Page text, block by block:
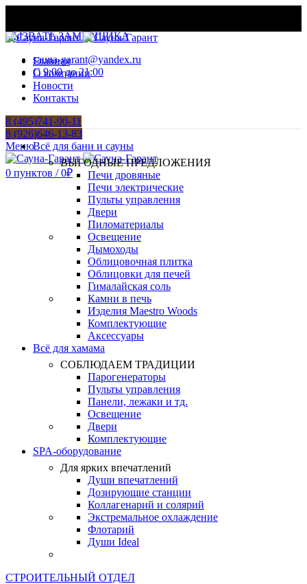
ВЫЗВАТЬ ЗАМЕРЩИКА
sauna-garant@yandex.ru
C 9:00 до 21:00
Главная
О компании
Новости
Контакты
8 (495)741-90-11
8 (926)646-13-83
Меню
0 пунктов / 0₽
Всё для бани и сауны
ВЫГОДНЫЕ ПРЕДЛОЖЕНИЯ
Печи дровяные
Печи электрические
Пульты управления
Двери
Пиломатериалы
Освещение
Дымоходы
Облицовочная плитка
Облицовки для печей
Гималайская соль
Камни в печь
Изделия Maestro Woods
Комплектующие
Аксессуары
Всё для хамама
СОБЛЮДАЕМ ТРАДИЦИИ
Парогенераторы
Пульты управления
Панели, лежаки и тд.
Освещение
Двери
Комплектующие
SPA-оборудование
Для ярких впечатлений
Души впечатлений
Дозирующие станции
Коллагенарий и солярий
Экстремальное охлаждение
Флотарий
Души Ideal
СТРОИТЕЛЬНЫЙ ОТДЕЛ